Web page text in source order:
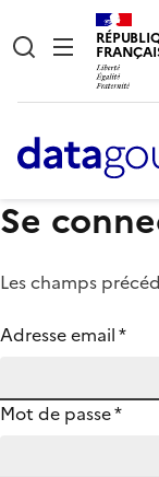
Se
Les champs
Adresse email*
Mot de passe*